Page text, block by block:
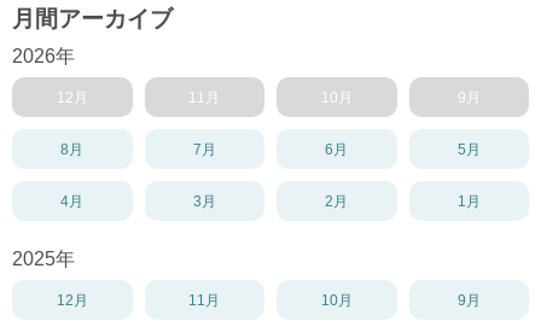
月間アーカイブ
2026年
12月 11月 10月 9月
8月 7月 6月 5月
4月 3月 2月 1月
2025年
12月 11月 10月 9月